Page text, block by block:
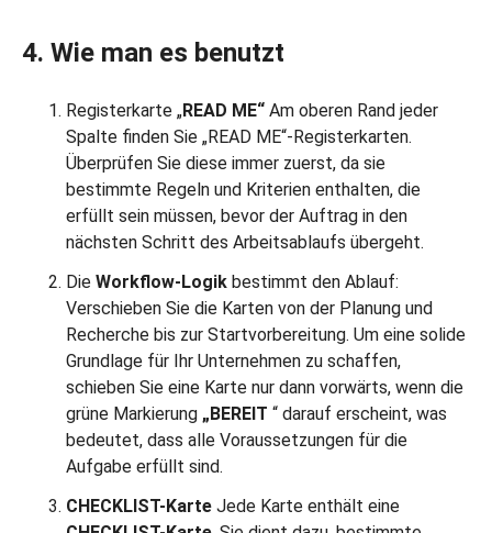
4. Wie man es benutzt
Registerkarte „READ ME“ Am oberen Rand jeder
Spalte finden Sie „READ ME“-Registerkarten.
Überprüfen Sie diese immer zuerst, da sie
bestimmte Regeln und Kriterien enthalten, die
erfüllt sein müssen, bevor der Auftrag in den
nächsten Schritt des Arbeitsablaufs übergeht.
Die Workflow-Logik bestimmt den Ablauf:
Verschieben Sie die Karten von der Planung und
Recherche bis zur Startvorbereitung. Um eine solide
Grundlage für Ihr Unternehmen zu schaffen,
schieben Sie eine Karte nur dann vorwärts, wenn die
grüne Markierung „BEREIT “ darauf erscheint, was
bedeutet, dass alle Voraussetzungen für die
Aufgabe erfüllt sind.
CHECKLIST-Karte Jede Karte enthält eine